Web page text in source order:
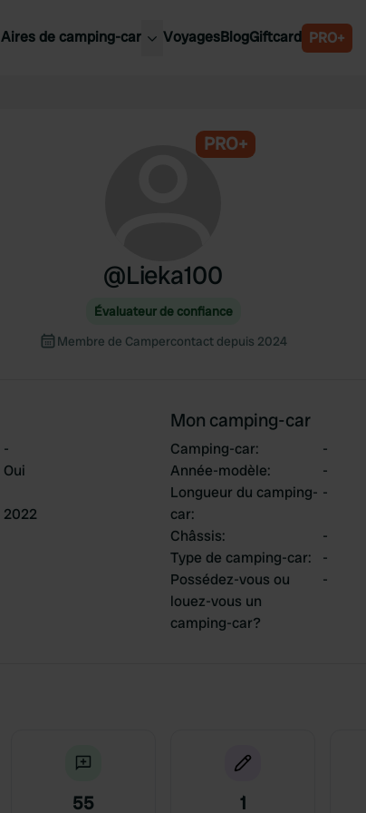
Aires de camping-car VoyagesBlogGiftcard PRO+
PRO+
@Lieka100
Évaluateur de confiance
Membre de Campercontact depuis 2024
-
Oui
2022
Mon camping-car
Camping-car:
-
Année-modèle:
-
Longueur du camping-
car:
-
Châssis:
-
Type de camping-car:
-
Possédez-vous ou
louez-vous un
camping-car?
-
55 1